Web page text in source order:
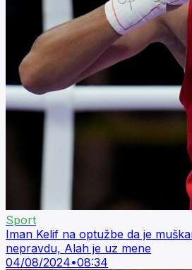
Sport
Iman Kelif na optužbe da je
nepravdu, Alah je uz mene
04/08/2024•08:34